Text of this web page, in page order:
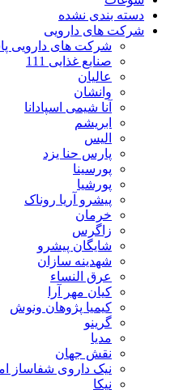
دسته بندی نشده
شرکت های دارویی
شرکت های دارویی
صنایع غذایی 111
عالیان
وانشان
آنا شیمی اسپادانا
ابریشم
الیس
پارس حنا یزد
پورسینا
پورشیا
پیشرو آریا روناک
خرمان
زاگرس
شایگان پیشرو
شهدینه سازان
عرق النساء
کیان مهر آرا
کیمیا پژوهان ونوش
گرینو
مدیا
نقش جهان
نیک داروی شفاساز
نیکا